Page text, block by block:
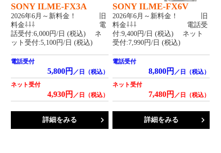
SONY ILME-FX3A
2026年6月～新料金！ 旧
料金⇩⇩⇩ 電
話受付:6,000円/日 (税込) ネ
ット受付:5,100円/日 (税込)
電話受付
5,800円 ／日（税込）
ネット受付
4,930円 ／日（税込）
詳細をみる
SONY ILME-FX6V
2026年6月～新料金！ 旧
料金⇩⇩⇩ 電話受
付:9,400円/日 (税込) ネット
受付:7,990円/日 (税込)
電話受付
8,800円 ／日（税込）
ネット受付
7,480円 ／日（税込）
詳細をみる